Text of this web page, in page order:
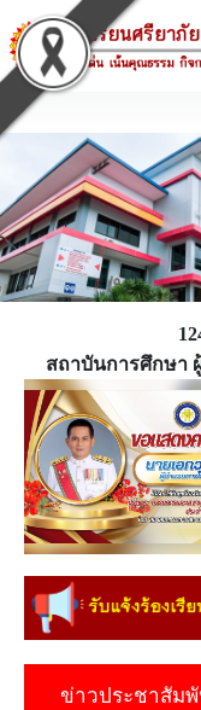
to
content
สถาบันการศึกษา
ข่าวประชาสัม